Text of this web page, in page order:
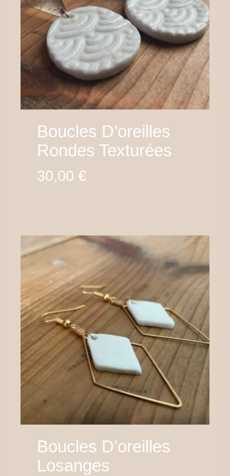
Boucles D’oreilles
Rondes Texturées
30,00 €
Boucles D’oreilles
Losanges